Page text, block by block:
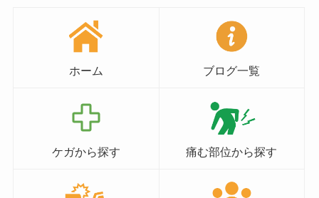
ホーム ブログ一覧
ケガから探す 痛む部位から探す